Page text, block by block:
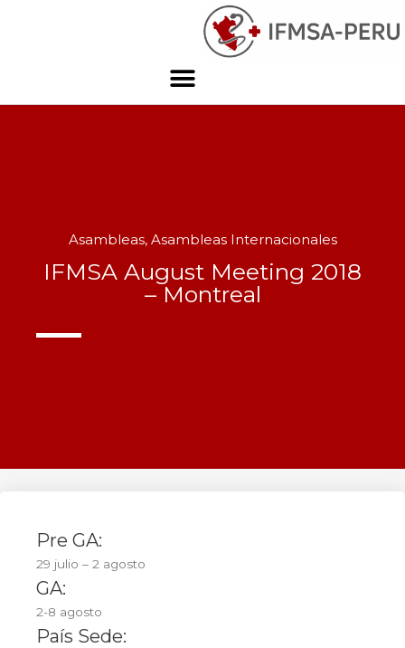
Asambleas, Asambleas Internacionales
IFMSA August Meeting 2018
– Montreal
Pre GA:
29 julio – 2 agosto
GA:
2-8 agosto
País Sede: